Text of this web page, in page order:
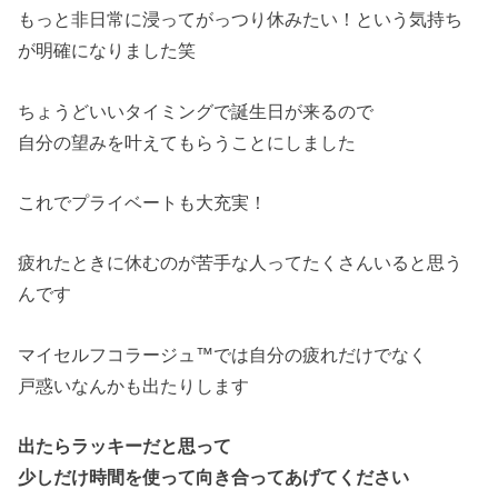
もっと非日常に浸ってがっつり休みたい！という気持ち
が明確になりました笑
ちょうどいいタイミングで誕生日が来るので
自分の望みを叶えてもらうことにしました
これでプライベートも大充実！
疲れたときに休むのが苦手な人ってたくさんいると思う
んです
マイセルフコラージュ™では自分の疲れだけでなく
戸惑いなんかも出たりします
出たらラッキーだと思って
少しだけ時間を使って向き合ってあげてください